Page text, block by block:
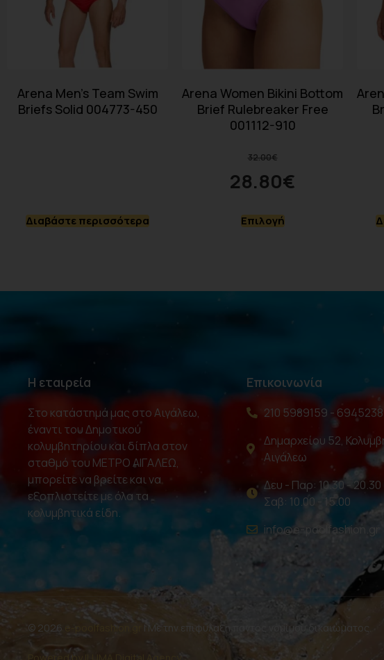
Arena Men’s Team Swim
Briefs Solid 004773-450
Διαβάστε περισσότερα
Arena Women Bikini Bottom
Brief Rulebreaker Free
001112-910
32.00€
28.80€
Επιλογή
Η εταιρεία
Στο κατάστημά μας στο Αιγάλεω,
έναντι του Δημοτικού
κολυμβητηρίου και δίπλα στον
σταθμό του ΜΕΤΡΟ ΑΙΓΑΛΕΩ,
μπορείτε να βρείτε και να
εξοπλιστείτε με όλα τα
κολυμβητικά είδη.
Επικοινωνία
210 5989159 -
Δημαρχείου 52,
Αιγάλεω
Δευ - Παρ: 10.30 - 20.30
Σαβ: 10.00 - 15.00
info@e-poolfashion.gr
© 2026 | Με την επιφύλαξη παντός νομίμου δικαιώματος.
Powered by ILUMA Digital Agency.